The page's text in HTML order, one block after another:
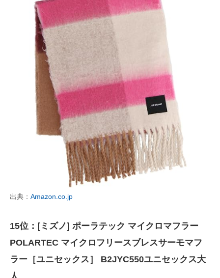
出典： Amazon.co.jp
15位：[ミズノ] ポーラテック マイクロマフラー
POLARTEC マイクロフリースブレスサーモマフ
ラー［ユニセックス］ B2JYC550ユニセックス大